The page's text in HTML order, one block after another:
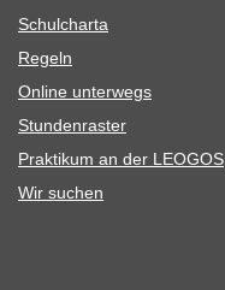
Schul­charta
Regeln
Online unter­wegs
Stun­den­ras­ter
Prak­ti­kum an der LEOGOS
Wir suchen